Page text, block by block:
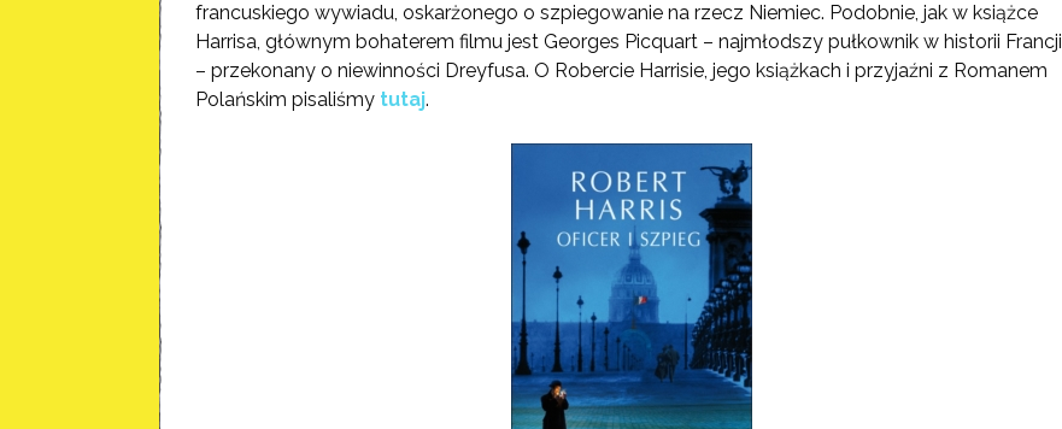
francuskiego wywiadu, oskarżonego o szpiegowanie na rzecz Niemiec. Podobnie, jak w książce
Harrisa, głównym bohaterem filmu jest Georges Picquart – najmłodszy pułkownik w historii Francji
– przekonany o niewinności Dreyfusa. O Robercie Harrisie, jego książkach i przyjaźni z Romanem
Polańskim pisaliśmy tutaj.